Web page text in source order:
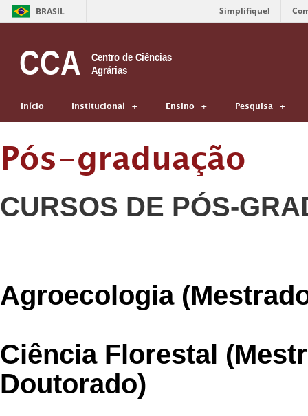
BRASIL Simplifique!
CCA
Centro de Ciências
Agrárias
Início Institucional Ensino Pesquisa
Pós-graduação
CURSOS DE PÓS-
Agroecologia
Ciência Florestal
Doutorado)